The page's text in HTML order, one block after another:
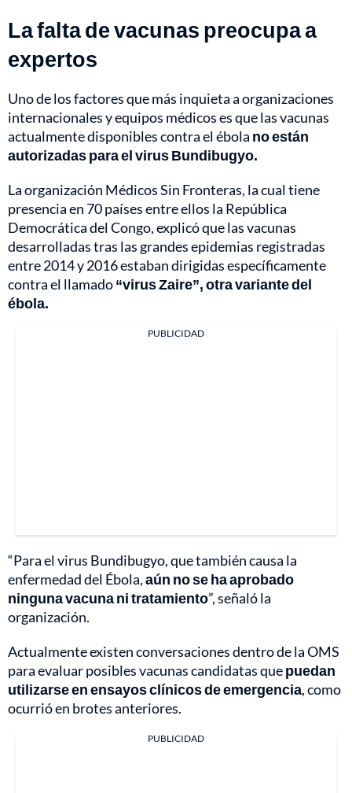
La falta de vacunas preocupa a
expertos
Uno de los factores que más inquieta a organizaciones
internacionales y equipos médicos es que las vacunas
actualmente disponibles contra el ébola no están
autorizadas para el virus Bundibugyo.
La organización Médicos Sin Fronteras, la cual tiene
presencia en 70 países entre ellos la República
Democrática del Congo, explicó que las vacunas
desarrolladas tras las grandes epidemias registradas
entre 2014 y 2016 estaban dirigidas específicamente
contra el llamado“virus Zaire”, otra variante del
ébola.
PUBLICIDAD
“Para el virus Bundibugyo, que también causa la
enfermedad del Ébola,aún no se ha aprobado
ninguna vacuna ni tratamiento”, señaló la
organización.
Actualmente existen conversaciones dentro de la OMS
para evaluar posibles vacunas candidatas quepuedan
utilizarse en ensayos clínicos de emergencia, como
ocurrió en brotes anteriores.
PUBLICIDAD